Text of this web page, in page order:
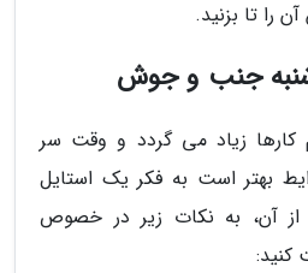
را تا بزنید.
جنب و جوش
کارها زیاد می گردد و وقت سر
بهتر است به فکر یک استایل
از آن، به نکات زیر در خصوص
کنید: